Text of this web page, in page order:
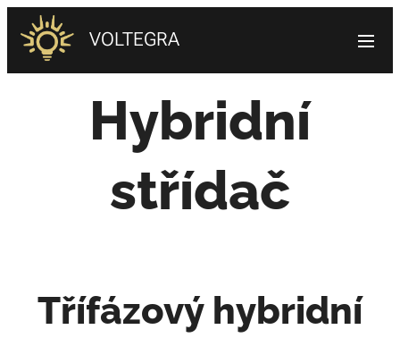
VOLTEGRA
Hybridní
střídač
Třífázový hybridní